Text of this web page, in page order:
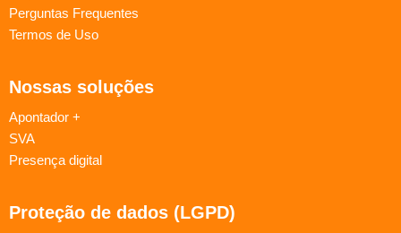
Perguntas Frequentes
Termos de Uso
Nossas soluções
Apontador +
SVA
Presença digital
Proteção de dados (LGPD)